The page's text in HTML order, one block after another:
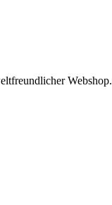
Webshop.